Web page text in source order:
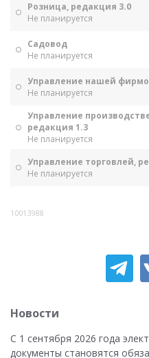
Розница, редакция 3.0
Не планируется
Садовод
Не планируется
Управление нашей
Не планируется
Управление
редакция 1.3
Не планируется
Управление торговлей,
Не планируется
10013988
Новости
С 1 сентября 2026 года
документы становятся